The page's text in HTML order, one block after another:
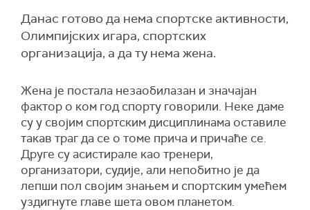
Данас готово да нема спортске активности,
Олимпијских игара, спортских
организација, а да ту нема жена.
Жена је постала незаобилазан и значајан
фактор о ком год спорту говорили. Неке даме
су у својим спортским дисциплинама оставиле
такав траг да се о томе прича и причаће се.
Друге су асистирале као тренери,
организатори, судије, али непобитно је да
лепши пол својим знањем и спортским умећем
уздигнуте главе шета овом планетом.